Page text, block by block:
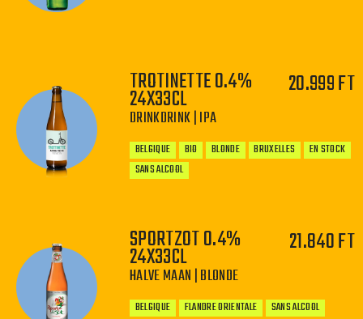
−
TROTINETTE 0.4%
24X33CL
DRINKDRINK | IPA
20.999 FT
BELGIQUE BIO BLONDE BRUXELLES
EN STOCK
SANS ALCOOL
− +
SPORTZOT 0.4%
24X33CL
HALVE MAAN | BLONDE
21.840 FT
BELGIQUE FLANDRE ORIENTALE SANS ALCOOL